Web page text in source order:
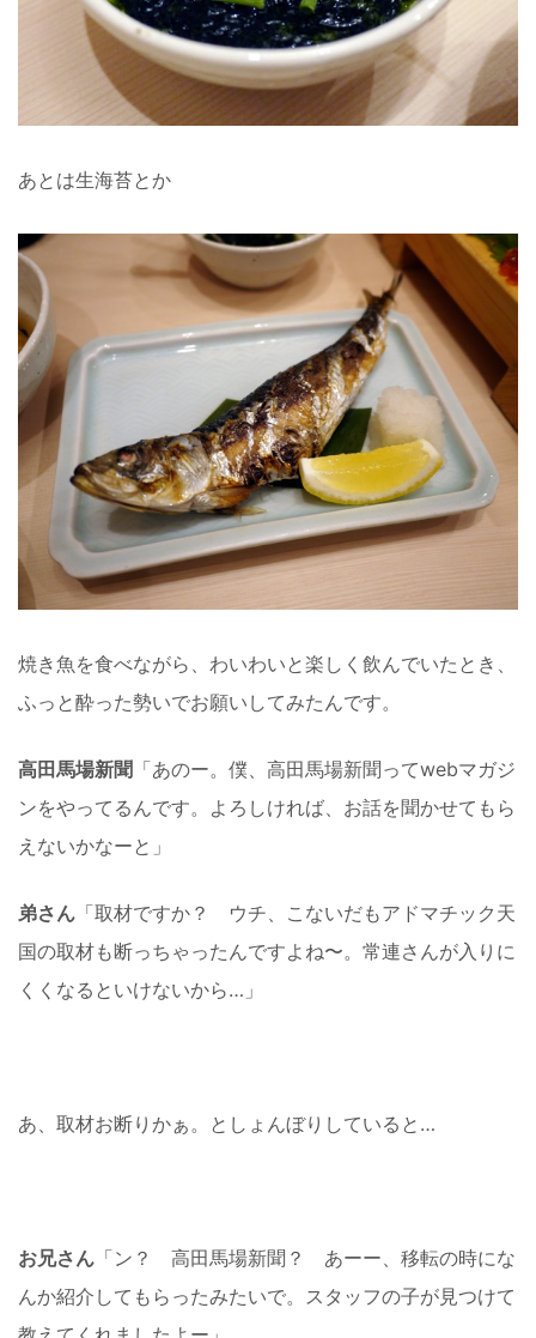
あとは生海苔とか
焼き魚を食べながら、わいわいと楽しく飲んでいたとき、
ふっと酔った勢いでお願いしてみたんです。
高田馬場新聞 「あのー。僕、高田馬場新聞ってwebマガジ
ンをやってるんです。よろしければ、お話を聞かせてもら
えないかなーと」
弟さん 「取材ですか？ ウチ、こないだもアドマチック天
国の取材も断っちゃったんですよね〜。常連さんが入りに
くくなるといけないから…」
あ、取材お断りかぁ。としょんぼりしていると…
お兄さん 「ン？ 高田馬場新聞？ あーー、移転の時にな
んか紹介してもらったみたいで。スタッフの子が見つけて